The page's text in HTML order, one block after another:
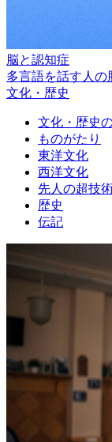
脳と認知症
多言語を話す人
文化・歴史
文化・歴史
ものがたり
東洋文化
西洋文化
先人の超技
歴史
伝記